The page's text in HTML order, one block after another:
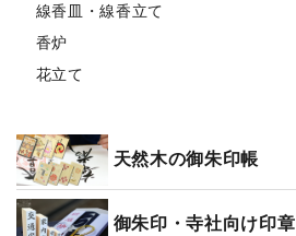
線香皿・線香立て
香炉
花立て
天然木の御朱印帳
御朱印・寺社向け印章